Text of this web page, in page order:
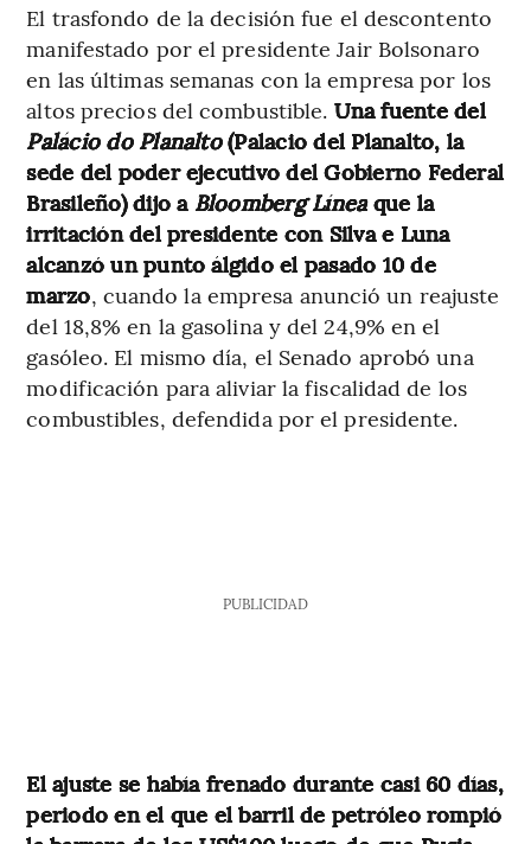
El trasfondo de la decisión fue el descontento
manifestado por el presidente Jair Bolsonaro
en las últimas semanas con la empresa por los
altos precios del combustible. Una fuente del
Palácio do Planalto(Palacio del Planalto, la
sede del poder ejecutivo del Gobierno Federal
Brasileño) dijo a Bloomberg Líneaque la
irritación del presidente con Silva e Luna
alcanzó un punto álgido el pasado 10 de
marzo, cuando la empresa anunció un reajuste
del 18,8% en la gasolina y del 24,9% en el
gasóleo. El mismo día, el Senado aprobó una
modificación para aliviar la fiscalidad de los
combustibles, defendida por el presidente.
PUBLICIDAD
El ajuste se había frenado durante casi 60 días,
periodo en el que el barril de petróleo rompió